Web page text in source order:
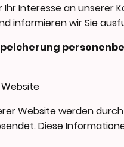
Interesse an unserer
informieren wir Sie
Website werden
Diese